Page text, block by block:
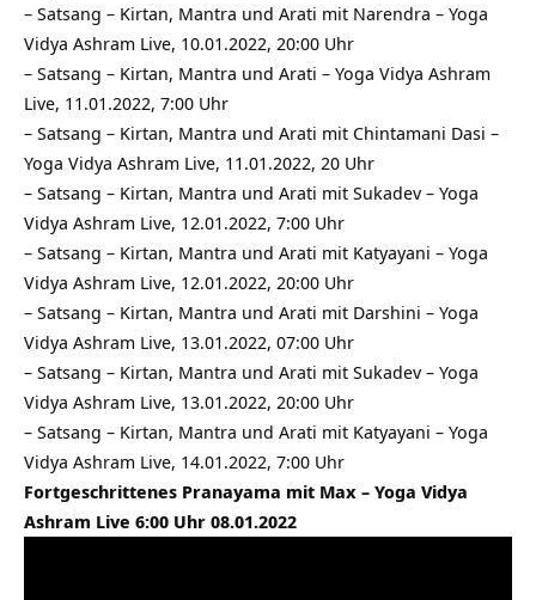
– Satsang – Kirtan, Mantra und Arati mit Narendra – Yoga
Vidya Ashram Live, 10.01.2022, 20:00 Uhr
– Satsang – Kirtan, Mantra und Arati – Yoga Vidya Ashram
Live, 11.01.2022, 7:00 Uhr
– Satsang – Kirtan, Mantra und Arati mit Chintamani Dasi –
Yoga Vidya Ashram Live, 11.01.2022, 20 Uhr
– Satsang – Kirtan, Mantra und Arati mit Sukadev – Yoga
Vidya Ashram Live, 12.01.2022, 7:00 Uhr
– Satsang – Kirtan, Mantra und Arati mit Katyayani – Yoga
Vidya Ashram Live, 12.01.2022, 20:00 Uhr
– Satsang – Kirtan, Mantra und Arati mit Darshini – Yoga
Vidya Ashram Live, 13.01.2022, 07:00 Uhr
– Satsang – Kirtan, Mantra und Arati mit Sukadev – Yoga
Vidya Ashram Live, 13.01.2022, 20:00 Uhr
– Satsang – Kirtan, Mantra und Arati mit Katyayani – Yoga
Vidya Ashram Live, 14.01.2022, 7:00 Uhr
Fortgeschrittenes Pranayama mit Max – Yoga Vidya
Ashram Live 6:00 Uhr 08.01.2022